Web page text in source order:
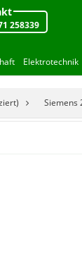
258339
Elektrotechnik
Siemens